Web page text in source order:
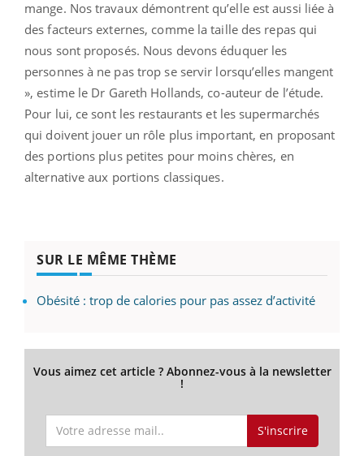
mange. Nos travaux démontrent qu’elle est aussi liée à
des facteurs externes, comme la taille des repas qui
nous sont proposés. Nous devons éduquer les
personnes à ne pas trop se servir lorsqu’elles mangent
», estime le Dr Gareth Hollands, co-auteur de l’étude.
Pour lui, ce sont les restaurants et les supermarchés
qui doivent jouer un rôle plus important, en proposant
des portions plus petites pour moins chères, en
alternative aux portions classiques.
SUR LE MÊME THÈME
Obésité : trop de calories pour pas assez d’activité
Vous aimez cet article ? Abonnez-vous à la newsletter
!
S'inscrire